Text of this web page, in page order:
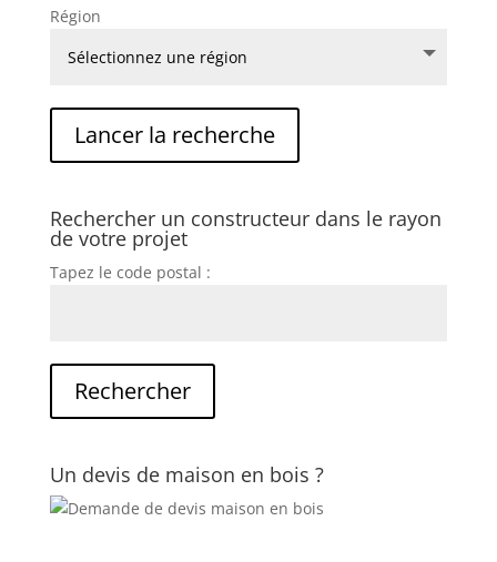
Région
Rechercher un constructeur dans le rayon
de votre projet
Tapez le code postal :
Un devis de maison en bois ?